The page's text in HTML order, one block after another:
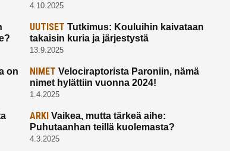
4.10.2025
UUTISET Tutkimus: Kouluihin kaivataan
takaisin kuria ja järjestystä
13.9.2025
on
NIMET Velociraptorista Paroniin, nämä
nimet hylättiin vuonna 2024!
1.4.2025
ARKI Vaikea, mutta tärkeä aihe:
Puhutaanhan teillä kuolemasta?
4.3.2025